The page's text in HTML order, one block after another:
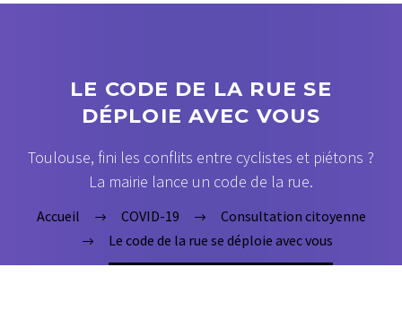
LE CODE DE LA RUE SE
DÉPLOIE AVEC VOUS
Toulouse, fini les conflits entre cyclistes et piétons ?
La mairie lance un code de la rue.
Accueil COVID-19
Consultation citoyenne
Le code de la rue se déploie avec vous